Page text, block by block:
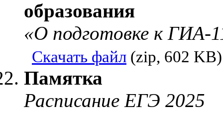
образования
«О подготовке к ГИА-
Скачать файл (zip, 602 KB)
Памятка
Расписание ЕГЭ 2025